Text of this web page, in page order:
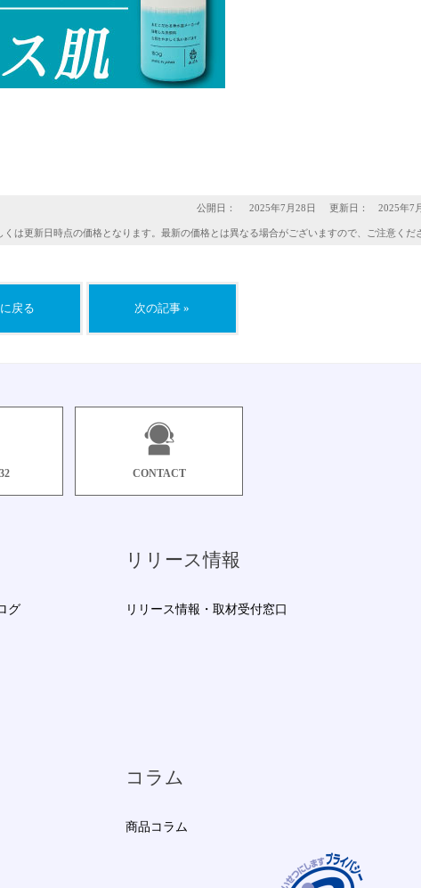
公開日： 2025年7月28日 更新日： 2025年7
は更新日時点の価格となります。最新の価格とは異なる場合がございますので、ご注意くだ
戻る 次の記事 »
CONTACT
グ
リリース情報
リリース情報・取材受付窓口
コラム
商品コラム